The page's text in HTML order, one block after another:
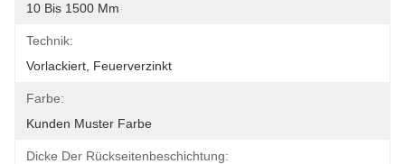
10 Bis 1500 Mm
Technik:
Vorlackiert, Feuerverzinkt
Farbe:
Kunden Muster Farbe
Dicke Der Rückseitenbeschichtung: